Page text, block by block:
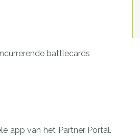
battlecards
app van het Partner Portal.